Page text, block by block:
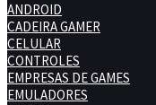
ANDROID
CADEIRA GAMER
CELULAR
CONTROLES
EMPRESAS DE GAMES
EMULADORES